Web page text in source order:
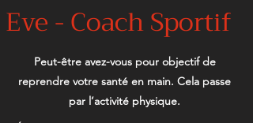
Eve - Coach Sportif
Peut-être avez-vous pour objectif de
reprendre votre santé en main. Cela passe
par l’activité physique.